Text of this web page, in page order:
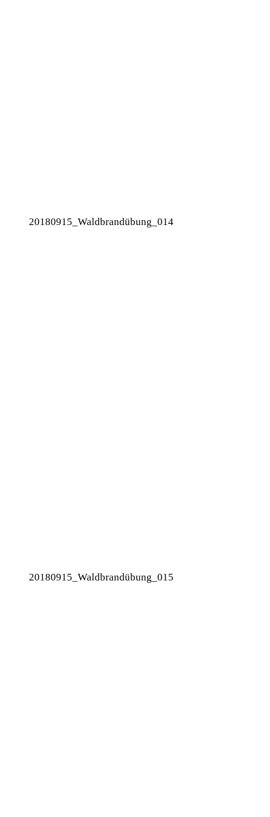
20180915_Waldbrandübung_014
20180915_Waldbrandübung_015